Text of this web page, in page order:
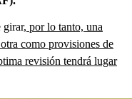
girar, por lo tanto, una
como provisiones de
revisión tendrá lugar